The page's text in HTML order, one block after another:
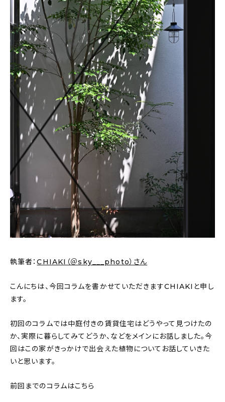
会社概要
プライバシーポリシー
お問い合わせ
執筆者：CHIAKI（＠sky___photo）さん
こんにちは、今回コラムを書かせていただきますCHIAKIと申し
ます。
初回のコラムでは中庭付きの賃貸住宅はどうやって見つけたの
か、実際に暮らしてみてどうか、などをメインにお話しました。今
回はこの家がきっかけで出会えた植物についてお話していきた
いと思います。
前回までのコラムはこちら